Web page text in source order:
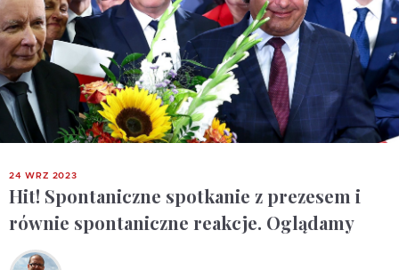
24 WRZ 2023
Hit! Spontaniczne spotkanie z prezesem i
równie spontaniczne reakcje. Oglądamy